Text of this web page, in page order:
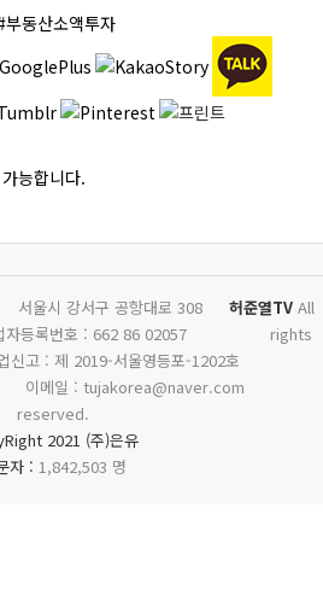
동산소액투자
능합니다.
서울시 강서구 공항대로 308
자등록번호 : 662 86 02057
신고 : 제 2019-서울영등포-1202호
이메일 : tujakorea@naver.com
허준열TV All
rights
reserved.
2021 (주)은유
자 : 1,842,503 명